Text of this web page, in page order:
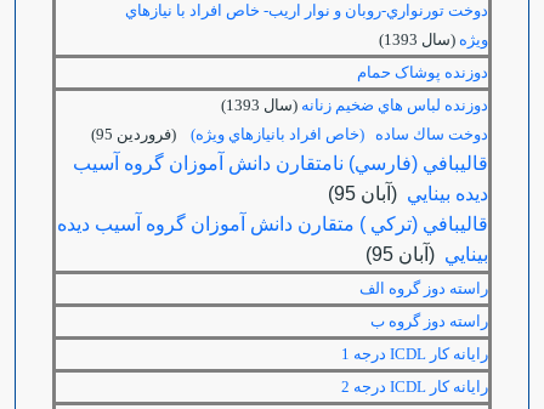
دوخت تورنواري-روبان و نوار اريب- خاص افراد با نيازهاي
ويژه (سال 1393)
دوزنده پوشاک حمام
دوزنده لباس هاي ضخيم زنانه (سال 1393)
دوخت ساك ساده (خاص افراد بانيازهاي ويژه)
(فروردين 95)
قالیبافي (فارسي) نامتقارن دانش آموزان گروه آسیب
ديده بینايي (آبان 95)
قالیبافي (ترکي ) متقارن دانش آموزان گروه آسیب ديده
بینايي (آبان 95)
راسته دوز گروه الف
راسته دوز گروه ب
رایانه کار ICDL درجه 1
رایانه کار ICDL درجه 2